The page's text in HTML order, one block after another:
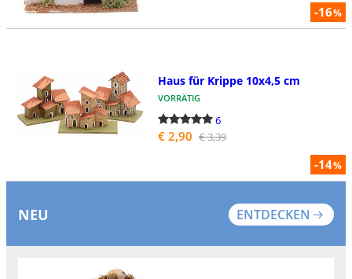
-16%
-14%
Haus für Krippe 10x4,5 cm
VORRÄTIG
6
€ 2,90 € 3,39
NEU ENTDECKEN